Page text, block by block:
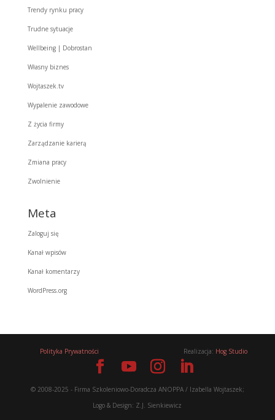
Trendy rynku pracy
Trudne sytuacje
Wellbeing | Dobrostan
Własny biznes
Wojtaszek.tv
Wypalenie zawodowe
Z życia firmy
Zarządzanie karierą
Zmiana pracy
Zwolnienie
Meta
Zaloguj się
Kanał wpisów
Kanał komentarzy
WordPress.org
Polityka Prywatności Realizacja: Hog Studio
© 2008-2025 - Firma Szkoleniowo-Doradcza ANOPPA / Izabella Wojtaszek;
Logo & Design: Z.J. Sienkiewicz